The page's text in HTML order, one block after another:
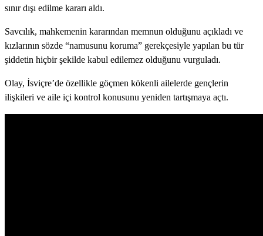
sınır dışı edilme kararı aldı.
Savcılık, mahkemenin kararından memnun olduğunu açıkladı ve
kızlarının sözde “namusunu koruma” gerekçesiyle yapılan bu tür
şiddetin hiçbir şekilde kabul edilemez olduğunu vurguladı.
Olay, İsviçre’de özellikle göçmen kökenli ailelerde gençlerin
ilişkileri ve aile içi kontrol konusunu yeniden tartışmaya açtı.